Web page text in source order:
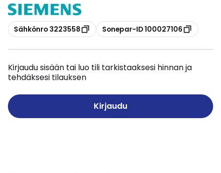
Kopioi
Sähkönro 3223558 Kopioi
Sonepar-ID 100027106
Kirjaudu sisään tai luo tili tarkistaaksesi hinnan ja
tehdäksesi tilauksen
Kirjaudu